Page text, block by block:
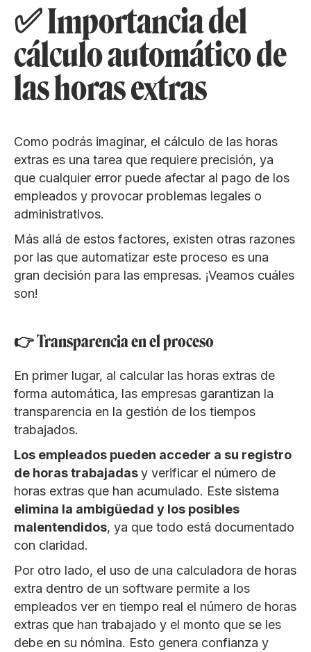
✅ Importancia del
cálculo automático de
las horas extras
Como podrás imaginar, el cálculo de las horas
extras es una tarea que requiere precisión, ya
que cualquier error puede afectar al pago de los
empleados y provocar problemas legales o
administrativos.
Más allá de estos factores, existen otras razones
por las que automatizar este proceso es una
gran decisión para las empresas. ¡Veamos cuáles
son!
👉 Transparencia en el proceso
En primer lugar, al calcular las horas extras de
forma automática, las empresas garantizan la
transparencia en la gestión de los tiempos
trabajados.
Los empleados pueden acceder a su registro
de horas trabajadasy verificar el número de
horas extras que han acumulado. Este sistema
elimina la ambigüedad y los posibles
malentendidos, ya que todo está documentado
con claridad.
Por otro lado, el uso de una calculadora de horas
extra dentro de un software permite a los
empleados ver en tiempo real el número de horas
extras que han trabajado y el monto que se les
debe en su nómina. Esto genera confianza y